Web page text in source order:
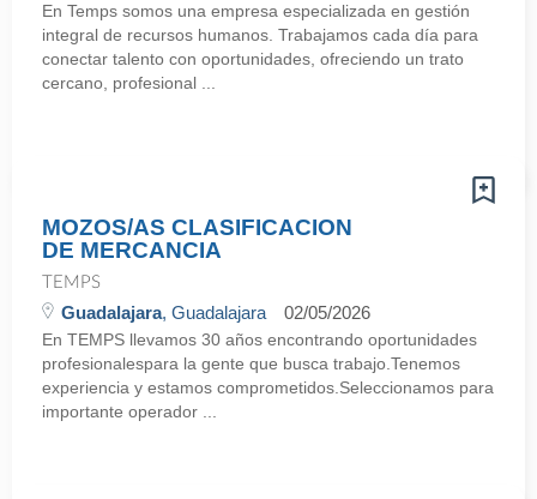
En Temps somos una empresa especializada en gestión
integral de recursos humanos. Trabajamos cada día para
conectar talento con oportunidades, ofreciendo un trato
cercano, profesional ...
MOZOS/AS CLASIFICACION
DE MERCANCIA
TEMPS
Guadalajara, Guadalajara 02/05/2026
En TEMPS llevamos 30 años encontrando oportunidades
profesionalespara la gente que busca trabajo.Tenemos
experiencia y estamos comprometidos.Seleccionamos para
importante operador ...